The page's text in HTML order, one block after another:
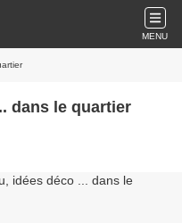
MENU
dans le quartier